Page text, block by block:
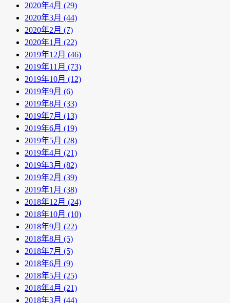
2020年4月 (29)
2020年3月 (44)
2020年2月 (7)
2020年1月 (22)
2019年12月 (46)
2019年11月 (73)
2019年10月 (12)
2019年9月 (6)
2019年8月 (33)
2019年7月 (13)
2019年6月 (19)
2019年5月 (28)
2019年4月 (21)
2019年3月 (82)
2019年2月 (39)
2019年1月 (38)
2018年12月 (24)
2018年10月 (10)
2018年9月 (22)
2018年8月 (5)
2018年7月 (5)
2018年6月 (9)
2018年5月 (25)
2018年4月 (21)
2018年3月 (44)